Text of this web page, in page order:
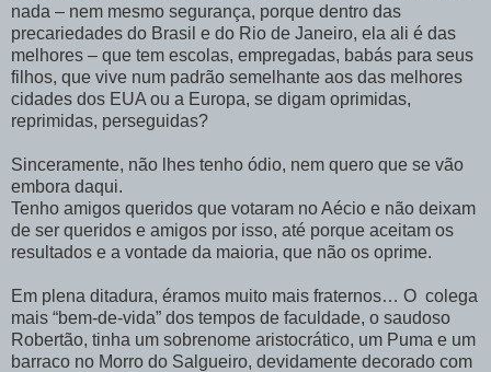
nada – nem mesmo segurança, porque dentro das
precariedades do Brasil e do Rio de Janeiro, ela ali é das
melhores – que tem escolas, empregadas, babás para seus
filhos, que vive num padrão semelhante aos das melhores
cidades dos EUA ou a Europa, se digam oprimidas,
reprimidas, perseguidas?
Sinceramente, não lhes tenho ódio, nem quero que se vão
embora daqui.
Tenho amigos queridos que votaram no Aécio e não deixam
de ser queridos e amigos por isso, até porque aceitam os
resultados e a vontade da maioria, que não os oprime.
Em plena ditadura, éramos muito mais fraternos… O colega
mais “bem-de-vida” dos tempos de faculdade, o saudoso
Robertão, tinha um sobrenome aristocrático, um Puma e um
barraco no Morro do Salgueiro, devidamente decorado com